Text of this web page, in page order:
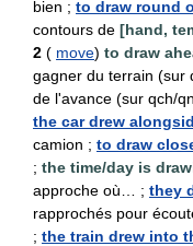
bien ; to draw round
contours de [hand,
2 ( move) to draw
gagner du terrain (sur
de l'avance (sur qch/
the car drew
camion ; to draw
; the time/day is
approche où… ; they
rapprochés pour
; the train drew into